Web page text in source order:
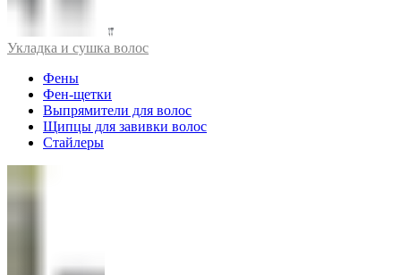
Укладка и сушка волос
Фены
Фен-щетки
Выпрямители для волос
Щипцы для завивки волос
Стайлеры